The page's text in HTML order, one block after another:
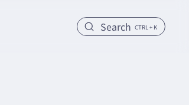
Search CTRL + K